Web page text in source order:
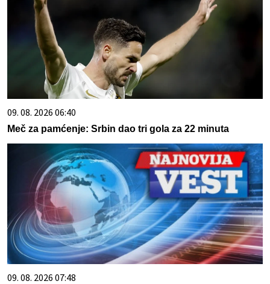
09. 08. 2026 06:40
Meč za pamćenje: Srbin dao tri gola za 22 minuta
09. 08. 2026 07:48